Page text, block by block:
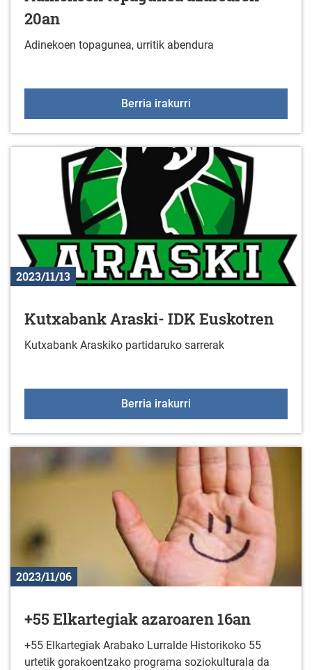
20an
Adinekoen topagunea, urritik abendura
Berria irakurri
2023/11/13
Kutxabank Araski- IDK Euskotren
Kutxabank Araskiko partidaruko sarrerak
Berria irakurri
2023/11/06
+55 Elkartegiak azaroaren 16an
+55 Elkartegiak Arabako Lurralde Historikoko 55
urtetik gorakoentzako programa soziokulturala da